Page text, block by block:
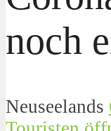
noch
Neuseelands